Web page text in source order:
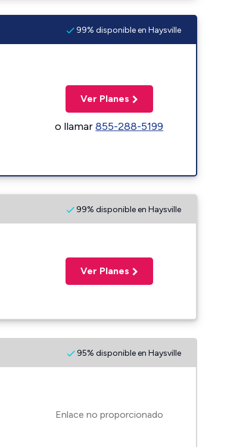
99% disponible en Haysville
Ver Planes
o llamar855-288-5199
99% disponible en Haysville
Ver Planes
95% disponible en Haysville
Enlace no proporcionado